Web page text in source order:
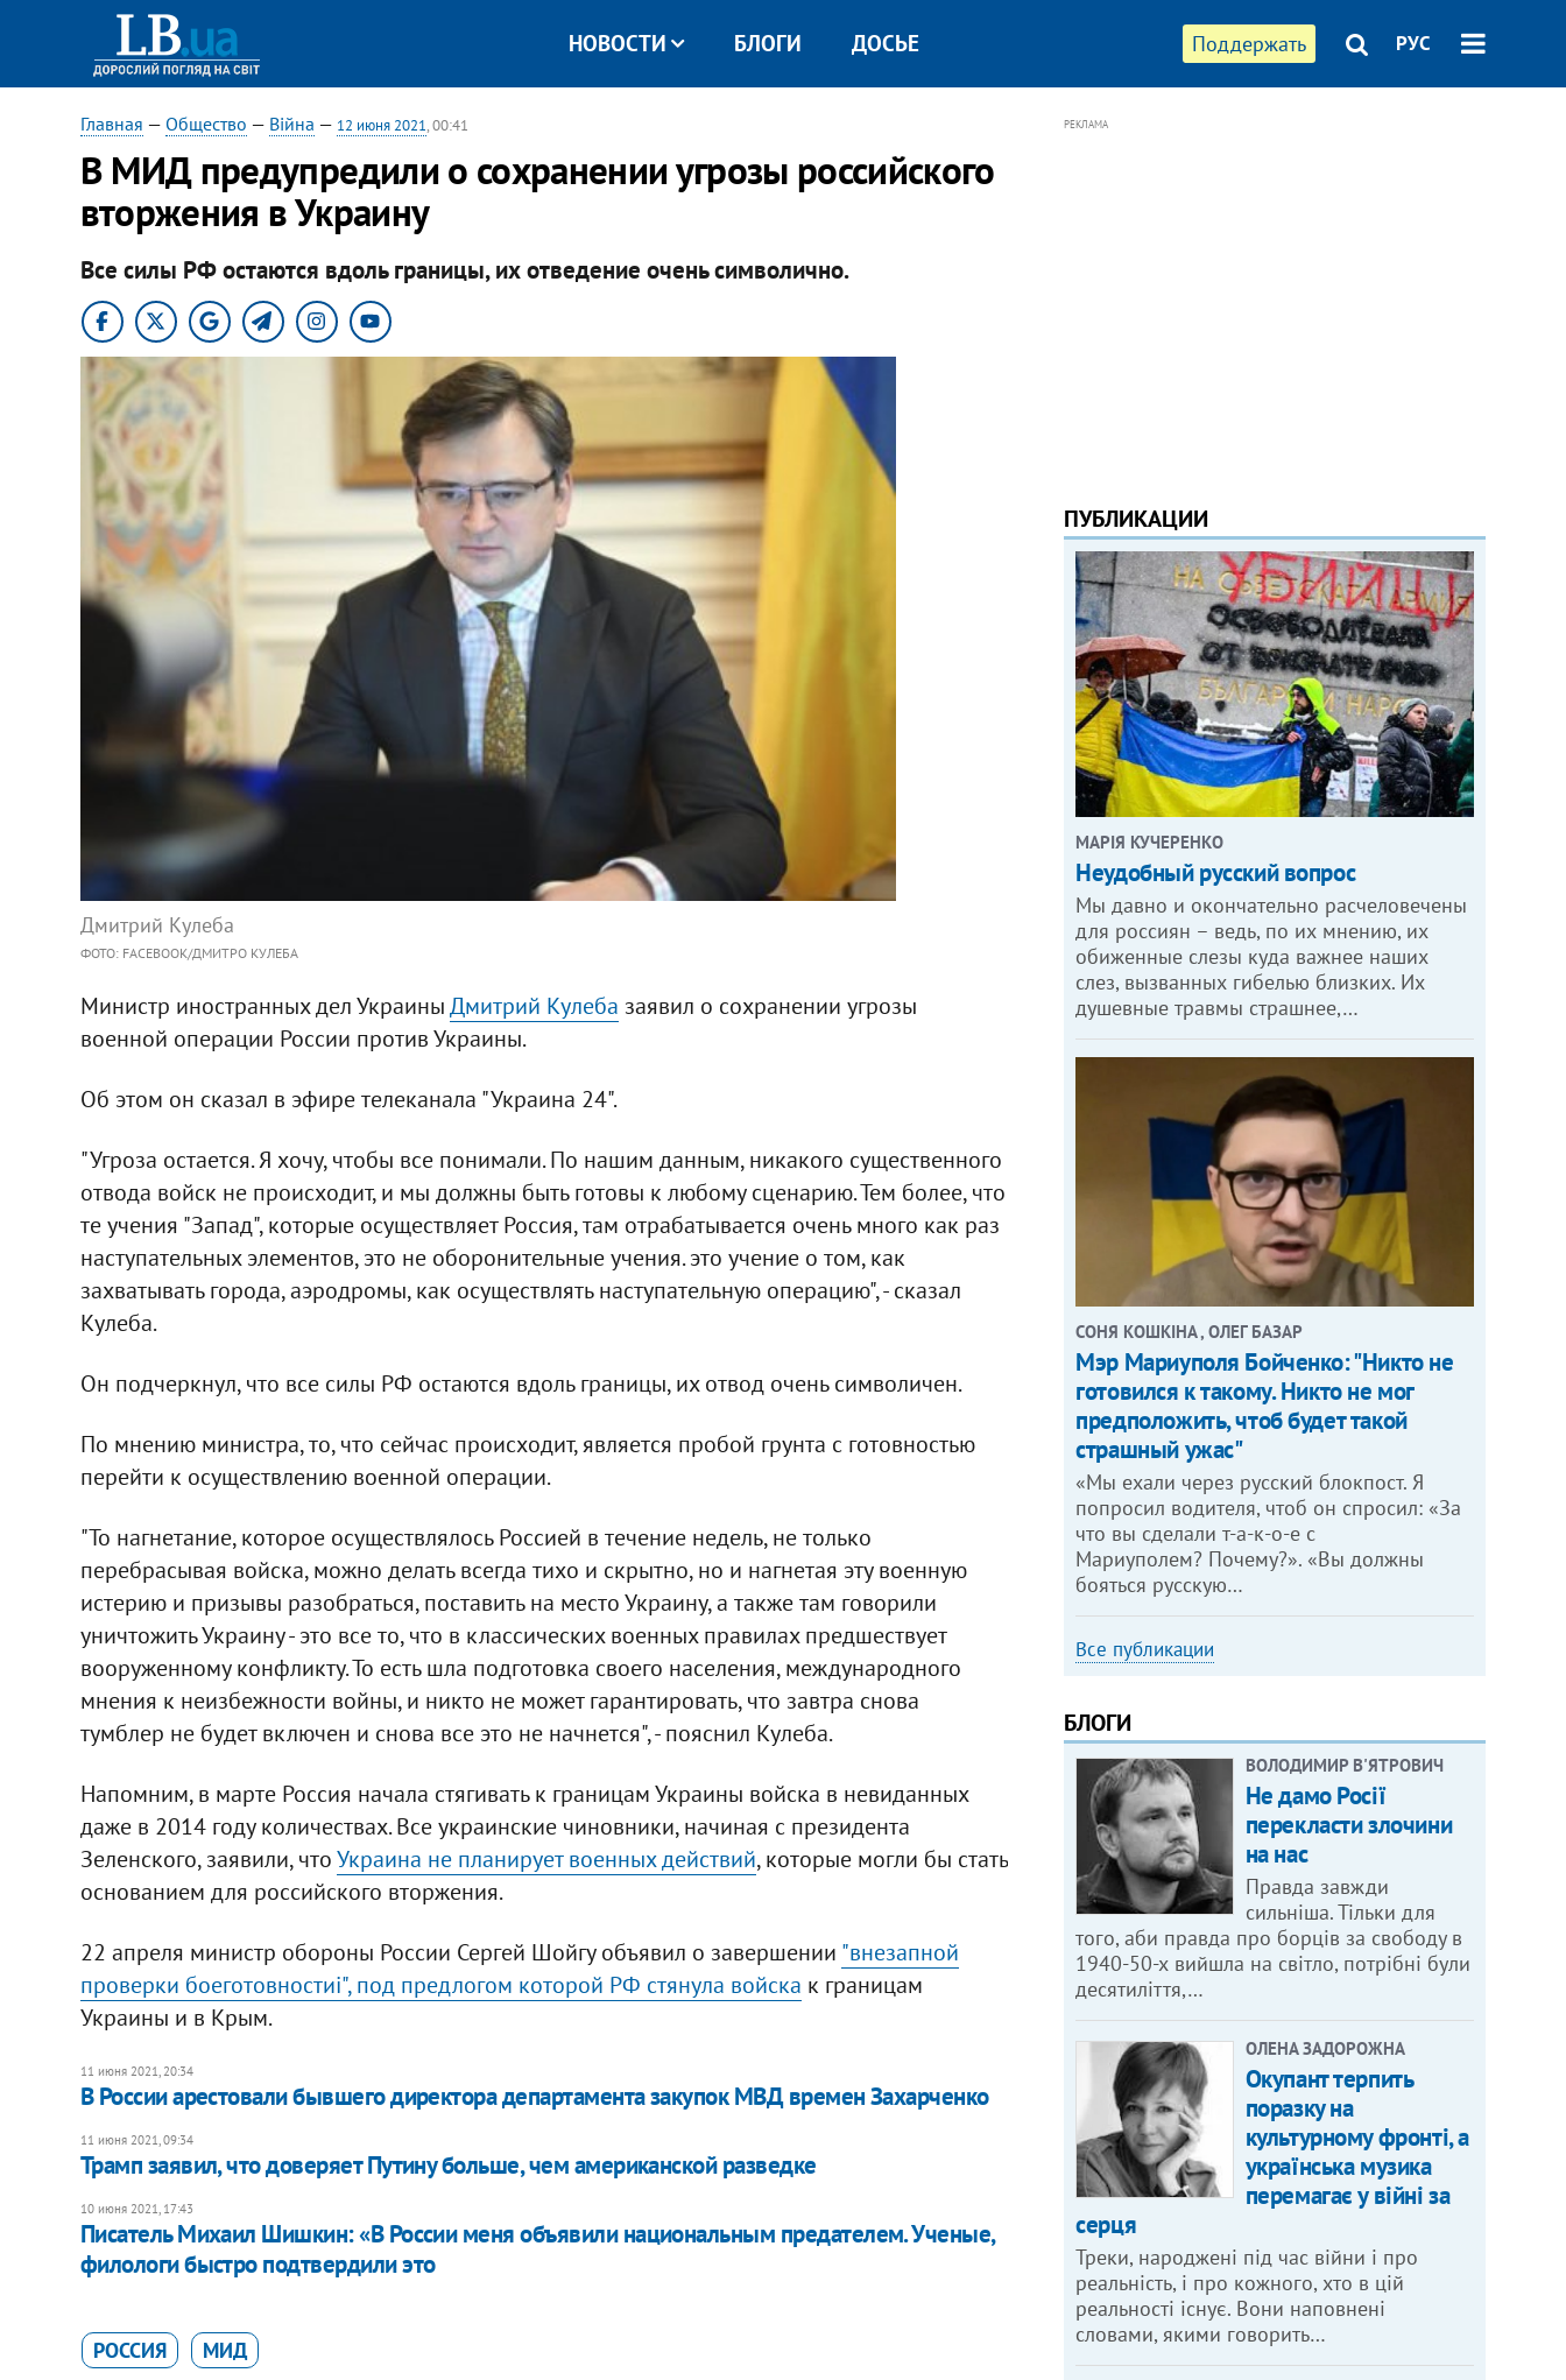
Поддержать РУС
НОВОСТИ БЛОГИ ДОСЬЕ
Главная — Общество — Війна — 12 июня 2021, 00:41
В МИД предупредили о сохранении угрозы российского
вторжения в Украину
Все силы РФ остаются вдоль границы, их отведение очень символично.
Дмитрий Кулеба
ФОТО: FACEBOOK/ДМИТРО КУЛЕБА
Министр иностранных дел УкраиныДмитрий Кулеба заявил о сохранении угрозы
военной операции России против Украины.
Об этом он сказал в эфире телеканала "Украина 24".
"Угроза остается. Я хочу, чтобы все понимали. По нашим данным, никакого существенного
отвода войск не происходит, и мы должны быть готовы к любому сценарию. Тем более, что
те учения "Запад", которые осуществляет Россия, там отрабатывается очень много как раз
наступательных элементов, это не оборонительные учения. это учение о том, как
захватывать города, аэродромы, как осуществлять наступательную операцию", - сказал
Кулеба.
Он подчеркнул, что все силы РФ остаются вдоль границы, их отвод очень символичен.
По мнению министра, то, что сейчас происходит, является пробой грунта с готовностью
перейти к осуществлению военной операции.
"То нагнетание, которое осуществлялось Россией в течение недель, не только
перебрасывая войска, можно делать всегда тихо и скрытно, но и нагнетая эту военную
истерию и призывы разобраться, поставить на место Украину, а также там говорили
уничтожить Украину - это все то, что в классических военных правилах предшествует
вооруженному конфликту. То есть шла подготовка своего населения, международного
мнения к неизбежности войны, и никто не может гарантировать, что завтра снова
тумблер не будет включен и снова все это не начнется", - пояснил Кулеба.
Напомним, в марте Россия начала стягивать к границам Украины войска в невиданных
даже в 2014 году количествах. Все украинские чиновники, начиная с президента
Зеленского, заявили, чтоУкраина не планирует военных действий, которые могли бы стать
основанием для российского вторжения.
22 апреля министр обороны России Сергей Шойгу объявил о завершении "внезапной
проверки боеготовностиі", под предлогом которой РФ стянула войска к границам
Украины и в Крым.
11 июня 2021, 20:34
В России арестовали бывшего директора департамента закупок МВД времен Захарченко
11 июня 2021, 09:34
Трамп заявил, что доверяет Путину больше, чем американской разведке
10 июня 2021, 17:43
Писатель Михаил Шишкин: «В России меня объявили национальным предателем. Ученые,
филологи быстро подтвердили это
РОССИЯ МИД
РЕКЛАМА
ПУБЛИКАЦИИ
МАРІЯ КУЧЕРЕНКО
​Неудобный русский вопрос
Мы давно и окончательно расчеловечены
для россиян – ведь, по их мнению, их
обиженные слезы куда важнее наших
слез, вызванных гибелью близких. Их
душевные травмы страшнее,…
СОНЯ КОШКІНА , ОЛЕГ БАЗАР
Мэр Мариуполя Бойченко: "Никто не
готовился к такому. Никто не мог
предположить, чтоб будет такой
страшный ужас"
«Мы ехали через русский блокпост. Я
попросил водителя, чтоб он спросил: «За
что вы сделали т-а-к-о-е с
Мариуполем? Почему?». «Вы должны
бояться русскую…
Все публикации
БЛОГИ
ВОЛОДИМИР В'ЯТРОВИЧ
Не дамо Росії
перекласти злочини
на нас
Правда завжди
сильніша. Тільки для
того, аби правда про борців за свободу в
1940-50-х вийшла на світло, потрібні були
десятиліття,…
ОЛЕНА ЗАДОРОЖНА
Окупант терпить
поразку на
культурному фронті, а
українська музика
перемагає у війні за
серця
Треки, народжені під час війни і про
реальність, і про кожного, хто в цій
реальності існує. Вони наповнені
словами, якими говорить…